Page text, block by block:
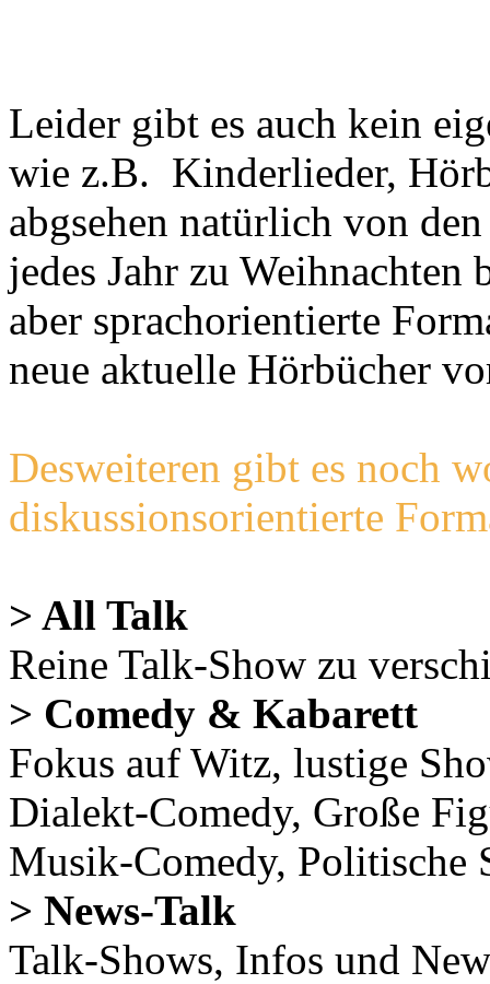
Leider gibt es auch kein
wie z.B. Kinderlieder,
abgsehen natürlich von
jedes Jahr zu Weihnachten
aber sprachorientierte
neue aktuelle Hörbücher
Desweiteren gibt es noch
diskussionsorientierte
> All Talk
Reine Talk-Show zu
> Comedy & Kabarett
Fokus auf Witz, lustige
Dialekt-Comedy, Große
Musik-Comedy,
> News-Talk
Talk-Shows, Infos und